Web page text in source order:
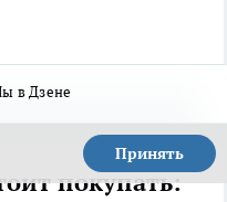
в Дзене
Принять
покупать: